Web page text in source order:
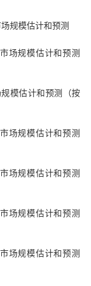
规模估计和预测
场规模估计和预测
模估计和预测（按
场规模估计和预测
场规模估计和预测
场规模估计和预测
场规模估计和预测